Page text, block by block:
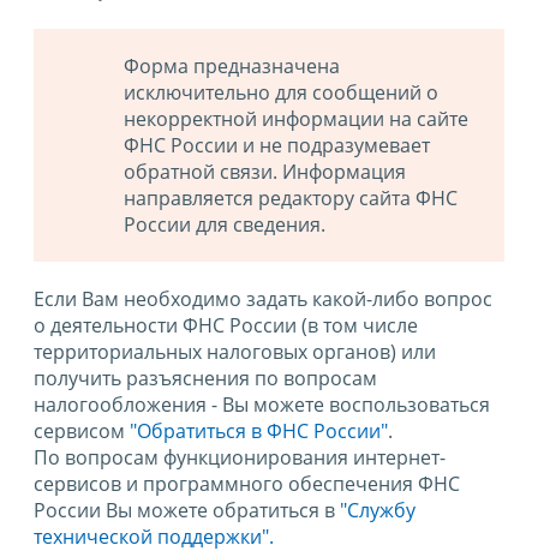
Форма предназначена
исключительно для сообщений о
некорректной информации на сайте
ФНС России и не подразумевает
обратной связи. Информация
направляется редактору сайта ФНС
России для сведения.
Если Вам необходимо задать какой-либо вопрос
о деятельности ФНС России (в том числе
территориальных налоговых органов) или
получить разъяснения по вопросам
налогообложения - Вы можете воспользоваться
сервисом "Обратиться в ФНС России".
По вопросам функционирования интернет-
сервисов и программного обеспечения ФНС
России Вы можете обратиться в "Службу
технической поддержки".